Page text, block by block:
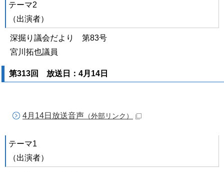
テーマ2
（出演者）
深掘り議会だより 第83号
宮川拓也議員
第313回 放送日：4月14日
4月14日放送音声 （外部リンク）
テーマ1
（出演者）